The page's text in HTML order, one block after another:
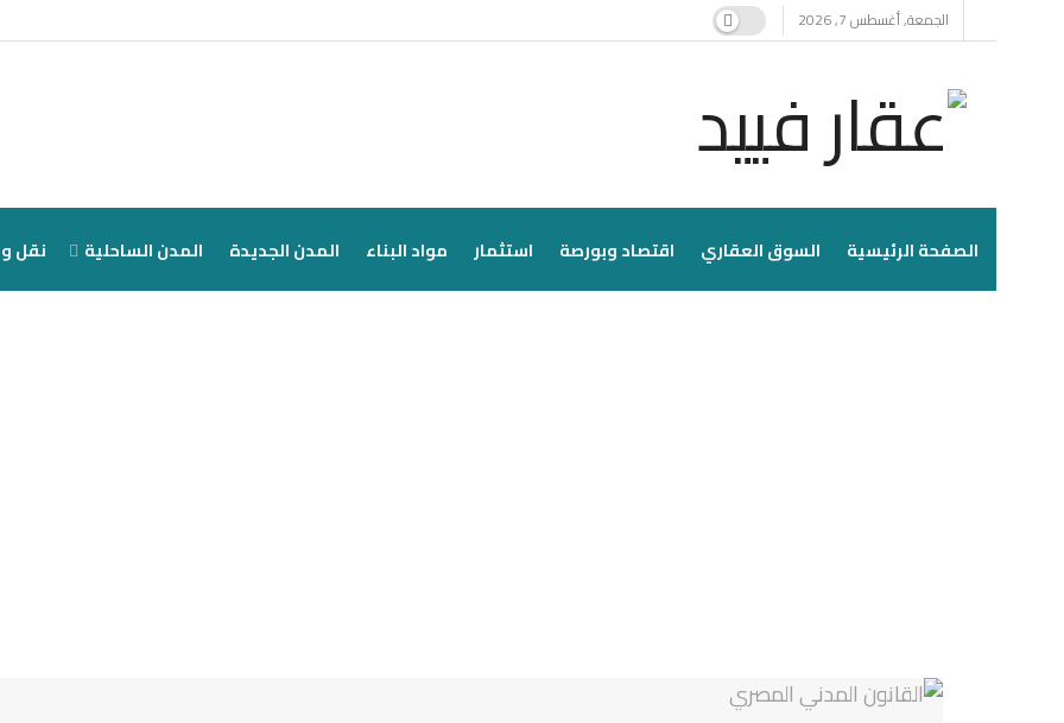
الجمعة, أغسطس 7, 2026
الصفحة الرئيسية السوق العقاري اقتصاد وبورصة استثمار مواد البناء المدن الجديدة المدن الساحلية نقل